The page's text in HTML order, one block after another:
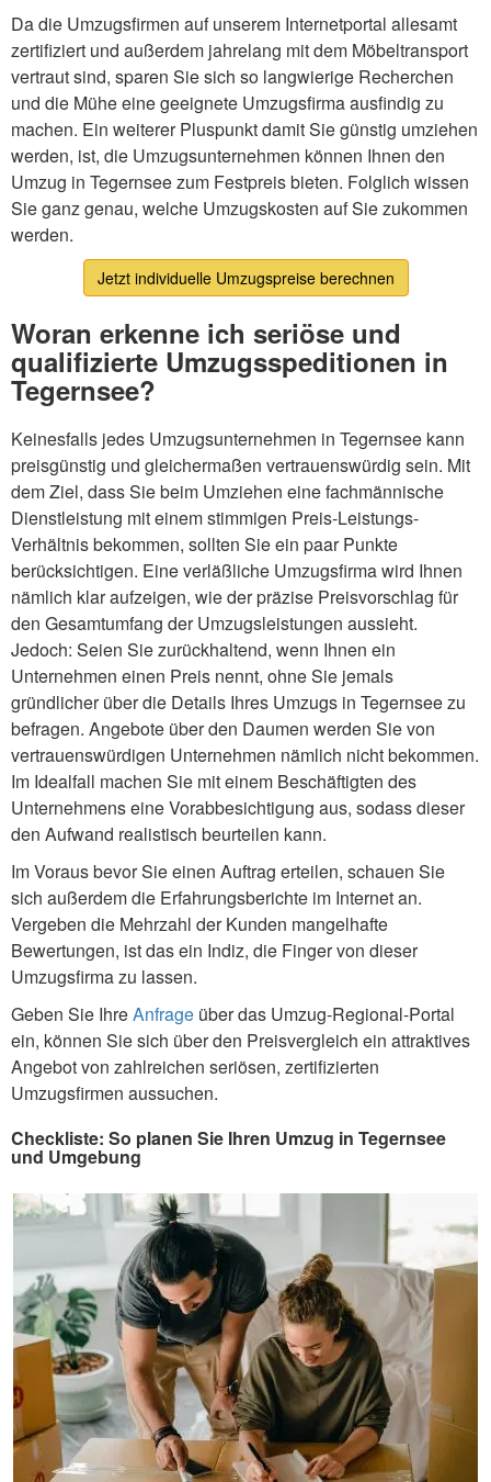
Da die Umzugsfirmen auf unserem Internetportal allesamt
zertifiziert und außerdem jahrelang mit dem Möbeltransport
vertraut sind, sparen Sie sich so langwierige Recherchen
und die Mühe eine geeignete Umzugsfirma ausfindig zu
machen. Ein weiterer Pluspunkt damit Sie günstig umziehen
werden, ist, die Umzugsunternehmen können Ihnen den
Umzug in Tegernsee zum Festpreis bieten. Folglich wissen
Sie ganz genau, welche Umzugskosten auf Sie zukommen
werden.
Jetzt individuelle Umzugspreise berechnen
Woran erkenne ich seriöse und
qualifizierte Umzugsspeditionen in
Tegernsee?
Keinesfalls jedes Umzugsunternehmen in Tegernsee kann
preisgünstig und gleichermaßen vertrauenswürdig sein. Mit
dem Ziel, dass Sie beim Umziehen eine fachmännische
Dienstleistung mit einem stimmigen Preis-Leistungs-
Verhältnis bekommen, sollten Sie ein paar Punkte
berücksichtigen. Eine verläßliche Umzugsfirma wird Ihnen
nämlich klar aufzeigen, wie der präzise Preisvorschlag für
den Gesamtumfang der Umzugsleistungen aussieht.
Jedoch: Seien Sie zurückhaltend, wenn Ihnen ein
Unternehmen einen Preis nennt, ohne Sie jemals
gründlicher über die Details Ihres Umzugs in Tegernsee zu
befragen. Angebote über den Daumen werden Sie von
vertrauenswürdigen Unternehmen nämlich nicht bekommen.
Im Idealfall machen Sie mit einem Beschäftigten des
Unternehmens eine Vorabbesichtigung aus, sodass dieser
den Aufwand realistisch beurteilen kann.
Im Voraus bevor Sie einen Auftrag erteilen, schauen Sie
sich außerdem die Erfahrungsberichte im Internet an.
Vergeben die Mehrzahl der Kunden mangelhafte
Bewertungen, ist das ein Indiz, die Finger von dieser
Umzugsfirma zu lassen.
Geben Sie IhreAnfrage über das Umzug-Regional-Portal
ein, können Sie sich über den Preisvergleich ein attraktives
Angebot von zahlreichen seriösen, zertifizierten
Umzugsfirmen aussuchen.
Checkliste: So planen Sie Ihren Umzug in Tegernsee
und Umgebung